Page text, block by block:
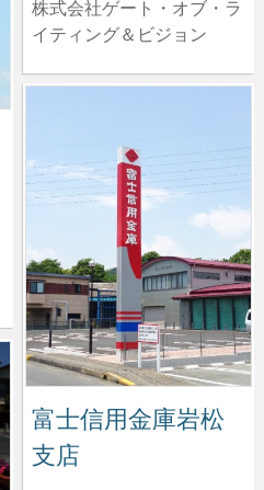
株式会社ゲート・オブ・ラ
イティング＆ビジョン
富士信用金庫岩松
支店